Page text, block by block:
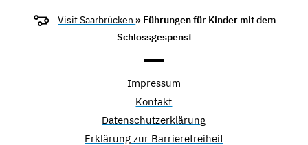
Visit Saarbrücken » Führungen für Kinder mit dem
Schlossgespenst
Impressum
Kontakt
Datenschutzerklärung
Erklärung zur Barrierefreiheit